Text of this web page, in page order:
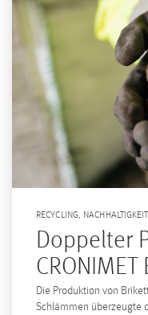
RECYCLING, NACHHALTIGKEIT
Doppelter
Die Produktion von
Schlämmen überzeugte